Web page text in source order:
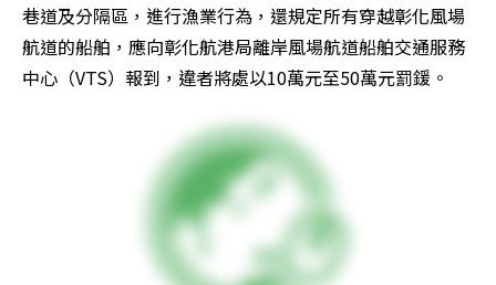
巷道及分隔區，進行漁業行為，還規定所有穿越彰化風場
航道的船舶，應向彰化航港局離岸風場航道船舶交通服務
中心（VTS）報到，違者將處以10萬元至50萬元罰鍰。